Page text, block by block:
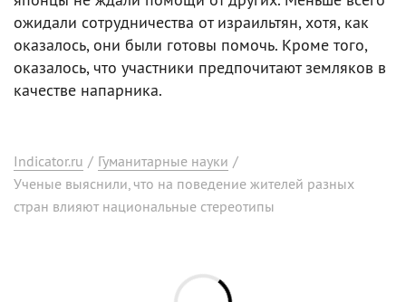
ожидали сотрудничества от израильтян, хотя, как
оказалось, они были готовы помочь. Кроме того,
оказалось, что участники предпочитают земляков в
качестве напарника.
Indicator.ru / Гуманитарные науки /
Ученые выяснили, что на поведение жителей разных
стран влияют национальные стереотипы